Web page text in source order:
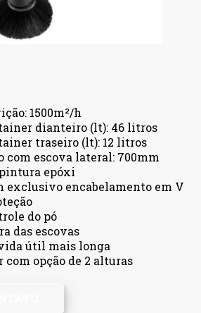
1500m²/h
dianteiro (lt): 46 litros
traseiro (lt): 12 litros
com escova lateral: 700mm
epóxi
exclusivo encabelamento em V
do pó
das escovas
útil mais longa
com opção de 2 alturas